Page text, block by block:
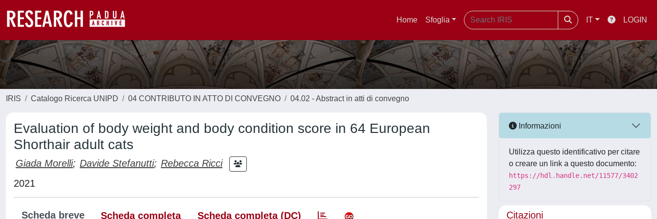
Home Sfoglia IT LOGIN
IRIS Catalogo Ricerca UNIPD 04 CONTRIBUTO IN ATTO DI CONVEGNO 04.02 - Abstract in atti di convegno
Evaluation of body weight and body condition score in 64 European
Shorthair adult cats
Giada Morelli; Davide Stefanutti; Rebecca Ricci
2021
Scheda breve Scheda completa Scheda completa (DC)
Informazioni
Utilizza questo identificativo per citare
o creare un link a questo documento:
https://hdl.handle.net/11577/3402
297
Citazioni